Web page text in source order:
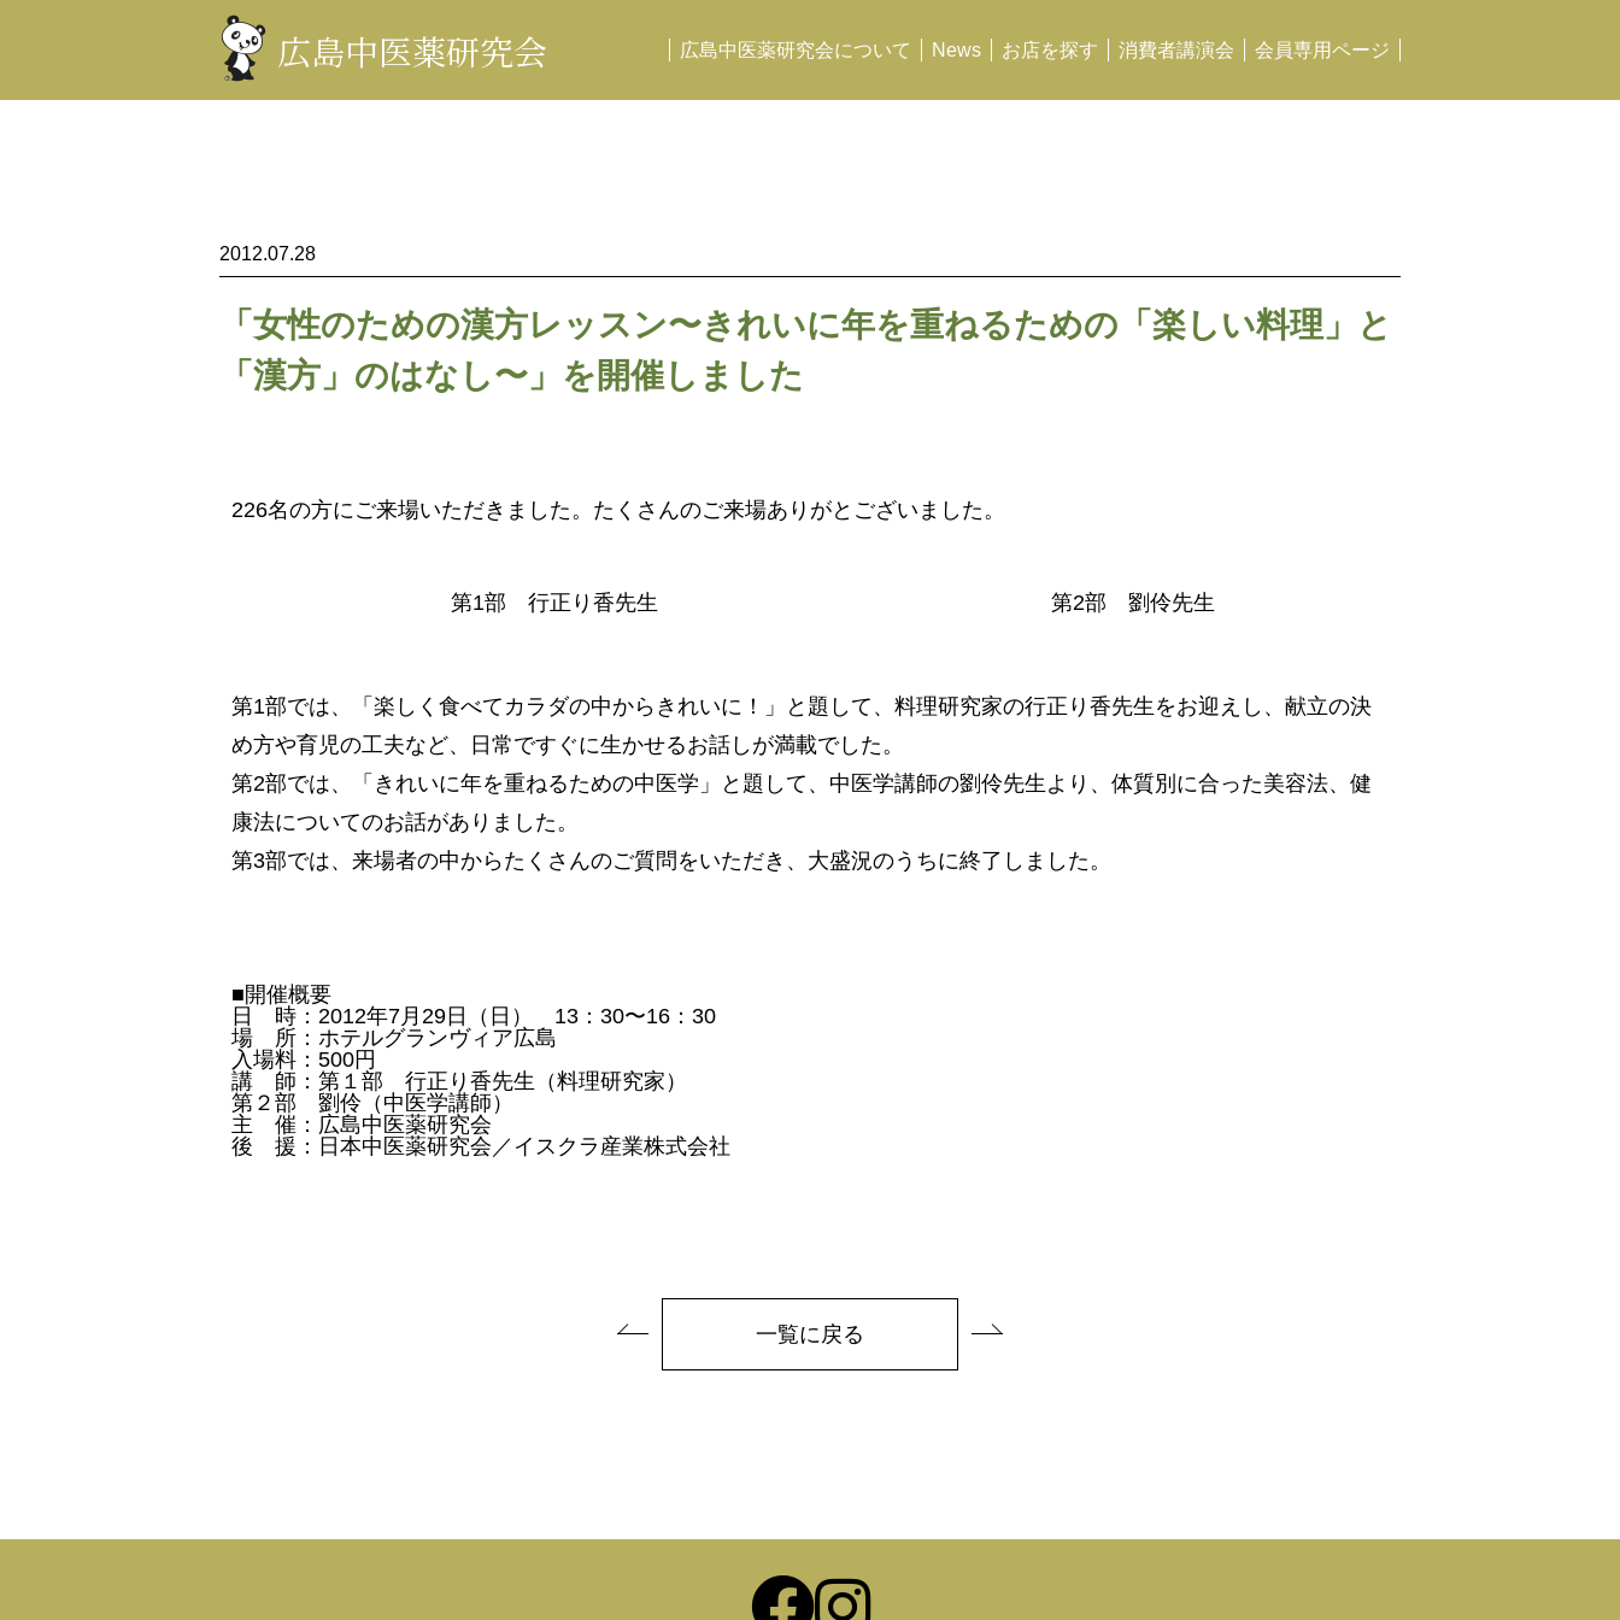
を
広島中医薬研究会 広島中医薬研究会について News お店を探す 消費者講演会 会員専用ページ
2012.07.28
「女性のための漢方レッスン〜きれいに年を重ねるための「楽しい料理」と
「漢方」のはなし〜」を開催しました
226名の方にご来場いただきました。たくさんのご来場ありがとございました。
第1部 行正り香先生 第2部 劉伶先生
第1部では、「楽しく食べてカラダの中からきれいに！」と題して、料理研究家の行正り香先生をお迎えし、献立の決
め方や育児の工夫など、日常ですぐに生かせるお話しが満載でした。
第2部では、「きれいに年を重ねるための中医学」と題して、中医学講師の劉伶先生より、体質別に合った美容法、健
康法についてのお話がありました。
第3部では、来場者の中からたくさんのご質問をいただき、大盛況のうちに終了しました。
■開催概要
日 時：2012年7月29日（日） 13：30〜16：30
場 所：ホテルグランヴィア広島
入場料：500円
講 師：第１部 行正り香先生（料理研究家）
第２部 劉伶（中医学講師）
主 催：広島中医薬研究会
後 援：日本中医薬研究会／イスクラ産業株式会社
一覧に戻る